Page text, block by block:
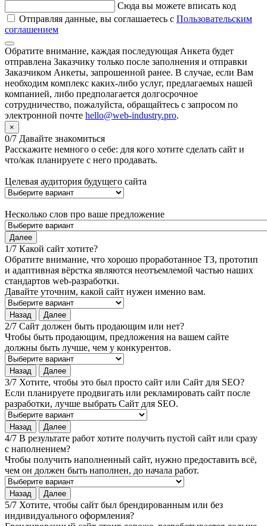
Сюда вы можете вписать код
Отправляя данные, вы соглашаетесь с Пользовательским
соглашением
Обратите внимание, каждая последующая Анкета будет
отправлена Заказчику только после заполнения и отправки
Заказчиком Анкеты, запрошенной ранее. В случае, если Вам
необходим комплекс каких-либо услуг, предлагаемых нашей
компанией, либо предполагается долгосрочное
сотрудничество, пожалуйста, обращайтесь с запросом по
электронной почте hello@web-industry.pro.
×
0/7 Давайте знакомиться
Расскажите немного о себе: для кого хотите сделать сайт и
что/как планируете с него продавать.
Целевая аудитория будущего сайта
Несколько слов про ваше предложение
Далее
1/7 Какой сайт хотите?
Обратите внимание, что хорошо проработанное ТЗ, прототип
и адаптивная вёрстка являются неотъемлемой частью наших
стандартов web-разработки.
Давайте уточним, какой сайт нужен именно вам.
Назад Далее
2/7 Сайт должен быть продающим или нет?
Чтобы быть продающим, предложения на вашем сайте
должны быть лучше, чем у конкурентов.
Назад Далее
3/7 Хотите, чтобы это был просто сайт или Сайт для SEO?
Если планируете продвигать или рекламировать сайт после
разработки, лучше выбрать Сайт для SEO.
Назад Далее
4/7 В результате работ хотите получить пустой сайт или сразу
с наполнением?
Чтобы получить наполненный сайт, нужно предоставить всё,
чем он должен быть наполнен, до начала работ.
Назад Далее
5/7 Хотите, чтобы сайт был брендированным или без
индивидуального оформления?